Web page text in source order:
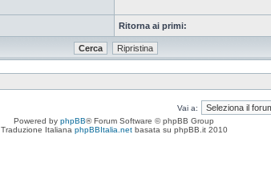
Ritorna ai primi:
Vai a:
Powered by phpBB® Forum Software © phpBB Group
Traduzione Italiana phpBBItalia.netbasata su phpBB.it 2010